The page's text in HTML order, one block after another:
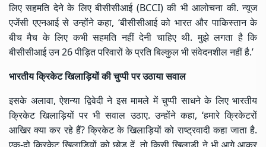
लिए सहमति देने के लिए बीसीसीआई (BCCI) की भी आलोचना की. न्यूज
एजेंसी एएनआई से उन्होंने कहा, ‘बीसीसीआई को भारत और पाकिस्तान के
बीच मैच के लिए कभी सहमति नहीं देनी चाहिए थी. मुझे लगता है कि
बीसीसीआई उन 26 पीड़ित परिवारों के प्रति बिल्कुल भी संवेदनशील नहीं है.’
भारतीय क्रिकेट खिलाड़ियों की चुप्पी पर उठाया सवाल
इसके अलावा, ऐशन्या द्विवेदी ने इस मामले में चुप्पी साधने के लिए भारतीय
क्रिकेट खिलाड़ियों पर भी सवाल उठाए. उन्होंने कहा, ‘हमारे क्रिकेटरों
आखिर क्या कर रहे हैं? क्रिकेट के खिलाड़ियों को राष्ट्रवादी कहा जाता है.